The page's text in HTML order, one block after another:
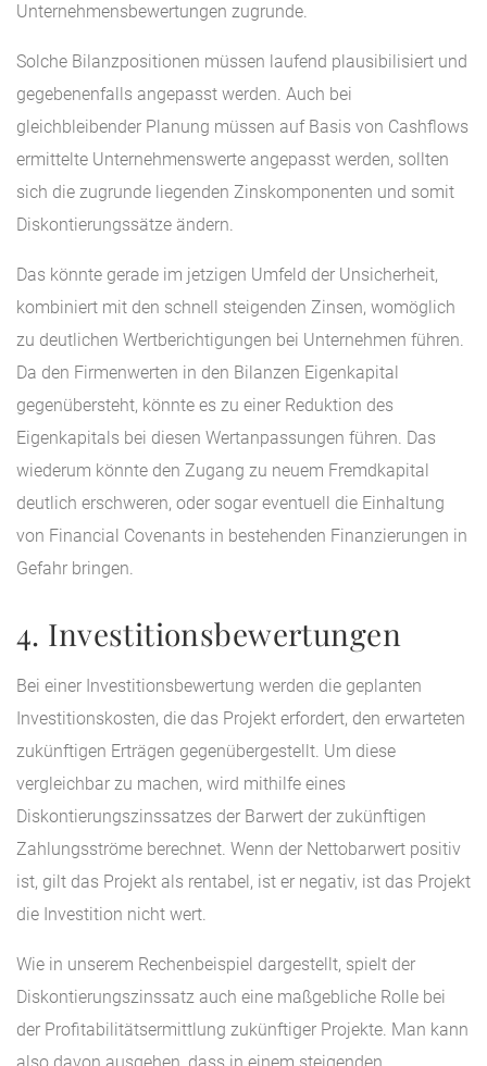
Unternehmensbewertungen zugrunde.
Solche Bilanzpositionen müssen laufend plausibilisiert und
gegebenenfalls angepasst werden. Auch bei
gleichbleibender Planung müssen auf Basis von Cashflows
ermittelte Unternehmenswerte angepasst werden, sollten
sich die zugrunde liegenden Zinskomponenten und somit
Diskontierungssätze ändern.
Das könnte gerade im jetzigen Umfeld der Unsicherheit,
kombiniert mit den schnell steigenden Zinsen, womöglich
zu deutlichen Wertberichtigungen bei Unternehmen führen.
Da den Firmenwerten in den Bilanzen Eigenkapital
gegenübersteht, könnte es zu einer Reduktion des
Eigenkapitals bei diesen Wertanpassungen führen. Das
wiederum könnte den Zugang zu neuem Fremdkapital
deutlich erschweren, oder sogar eventuell die Einhaltung
von Financial Covenants in bestehenden Finanzierungen in
Gefahr bringen.
4. Investitionsbewertungen
Bei einer Investitionsbewertung werden die geplanten
Investitionskosten, die das Projekt erfordert, den erwarteten
zukünftigen Erträgen gegenübergestellt. Um diese
vergleichbar zu machen, wird mithilfe eines
Diskontierungszinssatzes der Barwert der zukünftigen
Zahlungsströme berechnet. Wenn der Nettobarwert positiv
ist, gilt das Projekt als rentabel, ist er negativ, ist das Projekt
die Investition nicht wert.
Wie in unserem Rechenbeispiel dargestellt, spielt der
Diskontierungszinssatz auch eine maßgebliche Rolle bei
der Profitabilitätsermittlung zukünftiger Projekte. Man kann